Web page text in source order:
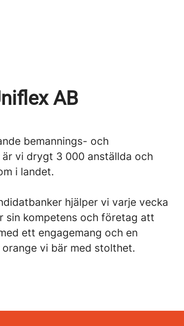
AB
bemannings- och
vi drygt 3 000 anställda och
i landet.
hjälper vi varje vecka
kompetens och företag att
ett engagemang och en
vi bär med stolthet.